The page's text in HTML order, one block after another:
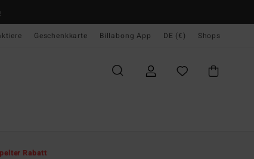
Geschenkkarte Billabong App DE (€) Shops
Rabatt